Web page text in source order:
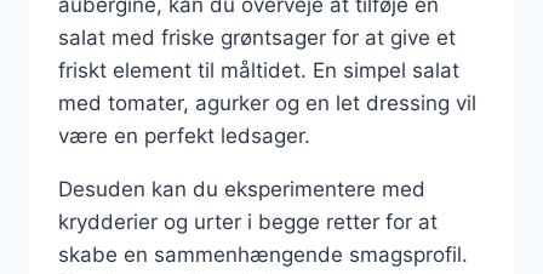
aubergine, kan du overveje at tilføje en
salat med friske grøntsager for at give et
friskt element til måltidet. En simpel salat
med tomater, agurker og en let dressing vil
være en perfekt ledsager.
Desuden kan du eksperimentere med
krydderier og urter i begge retter for at
skabe en sammenhængende smagsprofil.